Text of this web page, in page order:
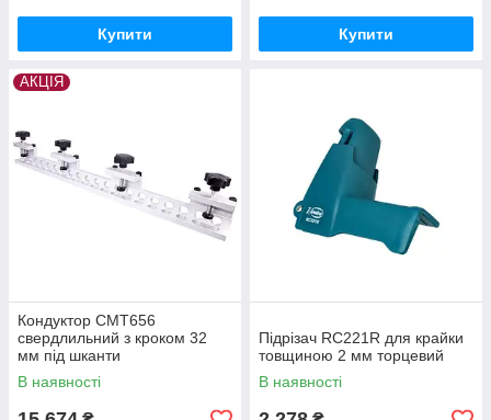
Купити Купити
АКЦІЯ
Кондуктор CMT656
свердлильний з кроком 32
мм під шканти
В наявності
Підрізач RC221R для крайки
товщиною 2 мм торцевий
В наявності